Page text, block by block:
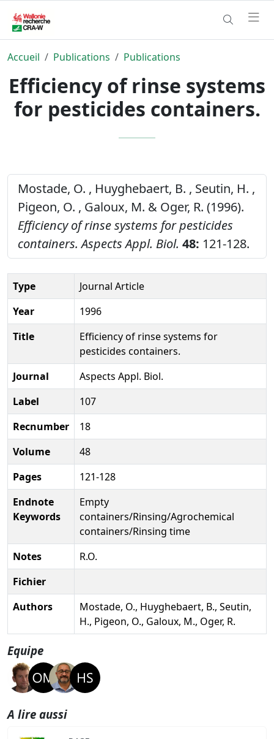
Accueil Publications Publications
Efficiency of rinse systems
for pesticides containers.
Mostade, O. , Huyghebaert, B. , Seutin, H. ,
Pigeon, O. , Galoux, M. & Oger, R. (1996).
Efficiency of rinse systems for pesticides
containers. Aspects Appl. Biol. 48: 121-128.
Type
Journal Article
Year
1996
Title
Efficiency of rinse systems for
pesticides containers.
Journal
Aspects Appl. Biol.
Label
107
Recnumber
18
Volume
48
Pages
121-128
Endnote
Keywords
Empty
containers/Rinsing/Agrochemical
containers/Rinsing time
Notes
R.O.
Fichier
Authors
Mostade, O., Huyghebaert, B., Seutin,
H., Pigeon, O., Galoux, M., Oger, R.
Equipe
A lire aussi